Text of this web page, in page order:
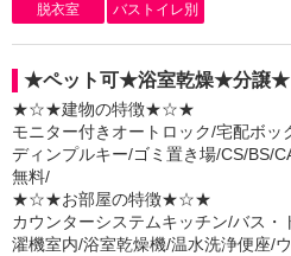
脱衣室
バストイレ別
★ペット可★浴室乾燥★分譲★
★☆★建物の特徴★☆★
モニター付きオートロック/宅配ボ
ディンプルキー/ゴミ置き場/CS/BS/
無料/
★☆★お部屋の特徴★☆★
カウンターシステムキッチン/バス
濯機室内/浴室乾燥機/温水洗浄便座/